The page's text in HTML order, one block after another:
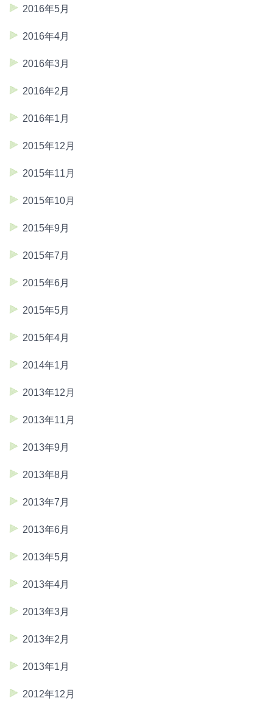
2016年5月
2016年4月
2016年3月
2016年2月
2016年1月
2015年12月
2015年11月
2015年10月
2015年9月
2015年7月
2015年6月
2015年5月
2015年4月
2014年1月
2013年12月
2013年11月
2013年9月
2013年8月
2013年7月
2013年6月
2013年5月
2013年4月
2013年3月
2013年2月
2013年1月
2012年12月